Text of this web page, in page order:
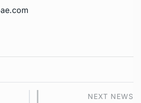
NEXT NEWS